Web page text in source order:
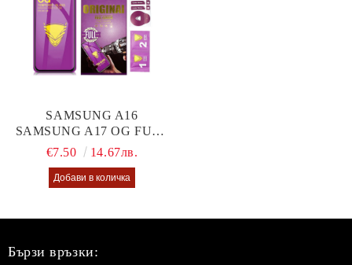
SAMSUNG A16
SAMSUNG A17 OG FULL
GLUE GLASS
€7.50 14.67лв.
Бързи връзки: